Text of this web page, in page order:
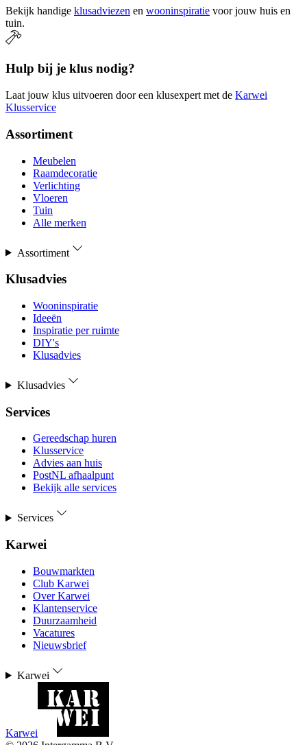
Bekijk handige klusadviezen en wooninspiratie voor jouw huis en
tuin.
Hulp bij je klus nodig?
Laat jouw klus uitvoeren door een klusexpert met de Karwei
Klusservice
Assortiment
Meubelen
Raamdecoratie
Verlichting
Vloeren
Tuin
Alle merken
Assortiment
Klusadvies
Wooninspiratie
Ideeën
Inspiratie per ruimte
DIY's
Klusadvies
Klusadvies
Services
Gereedschap huren
Klusservice
Advies aan huis
PostNL afhaalpunt
Bekijk alle services
Services
Karwei
Bouwmarkten
Club Karwei
Over Karwei
Klantenservice
Duurzaamheid
Vacatures
Nieuwsbrief
Karwei
Karwei